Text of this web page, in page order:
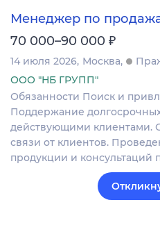
Менеджер по
70 000–90 000 ₽
14 июля 2026 Москва
ООО "НБ ГРУПП"
Обязанности Поиск и
Поддержание
действующими клиентами.
связи от клиентов.
продукции и консультаций